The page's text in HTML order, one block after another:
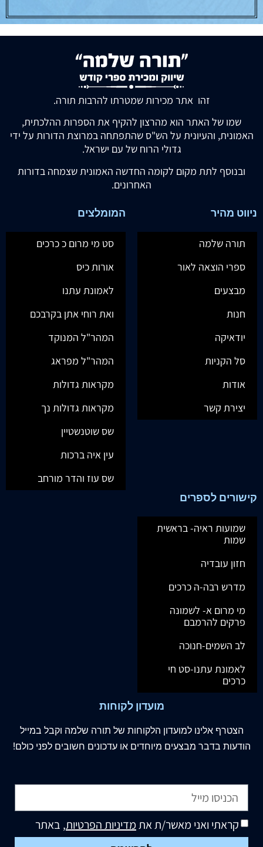
זהו אתר מכירות שמטרתו להרבות תורה.
שמו של האתר הוא מהרצון להקיף את הספרות ההלכתית,
האמונית, והעיונית על הש"ס שהתפתחה במרוצת הדורות על ידי
גדולי הרוח של עם ישראל.
ובנוסף לתת מקום לקומה החדשה האמונית שצמחה בדורות
האחרונים.
ניווט מהיר
תורה שלמה
ספרי הוצאה לאור
מבצעים
חנות
יודאיקה
סל הקניות
אודות
יצירת קשר
המומלצים
סט מי מרום כ כרכים
אורות כיס
לאמונת עתנו
ואת רוחי אתן בקרבכם
המהר"ל המנוקד
המהר"ל מפראג
מקראות גדולות
מקראות גדולות נך
שס שוטנשטיין
עין איה ברכות
שס עוז והדר מורחב
קישורים לספרים
שמועות ראיה- בראשית
שמות
חזון עובדיה
מדרש רבה-ה כרכים
מי מרום א- לשמונה
פרקים להרמבם
לב השמים-חנוכה
לאמונת עתנו-סט חי
כרכים
מועדון לקוחות
הצטרף אלינו למועדון הלקוחות של תורה שלמה וקבל במייל
הודעות בדבר מבצעים מיוחדים או עדכונים חשובים לפני כולם!
קראתי ואני מאשר/ת אתמדיניות הפרטיות, באתר